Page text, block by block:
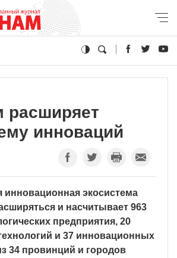
расширяет
инноваций
инновационная экосистема
и насчитывает 963
предприятия, 20
и 37 инновационных
34 провинций и городов